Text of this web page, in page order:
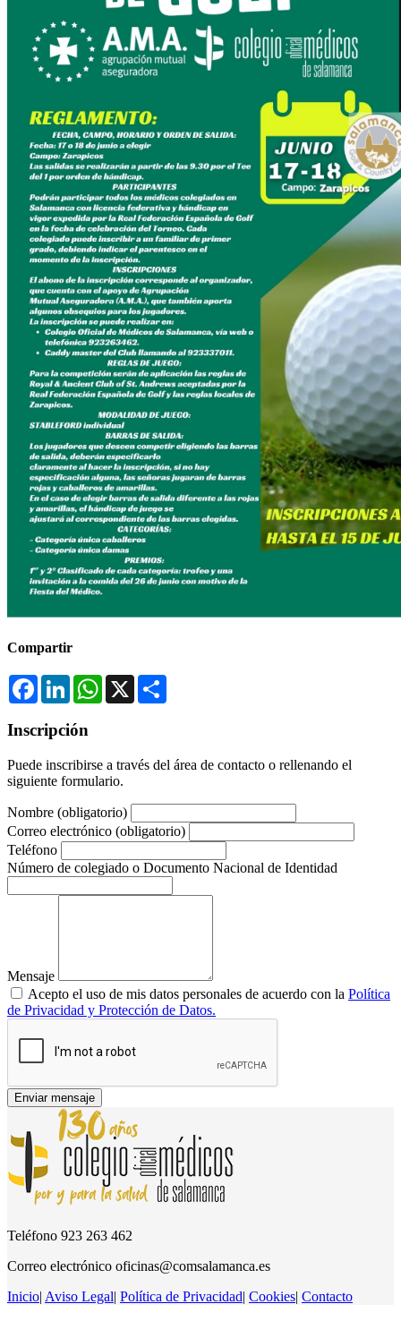
Compartir
FacebookLinkedInWhatsApp
X
Inscripción
Puede inscribirse a través del área de contacto o rellenando el
siguiente formulario.
Nombre (obligatorio)
Correo electrónico (obligatorio)
Teléfono
Número de colegiado o Documento Nacional de Identidad
Mensaje
Acepto el uso de mis datos personales de acuerdo con la Política
de Privacidad y Protección de Datos.
Enviar mensaje
Teléfono 923 263 462
Correo electrónico oficinas@comsalamanca.es
Inicio| Aviso Legal| Política de Privacidad| Cookies| Contacto